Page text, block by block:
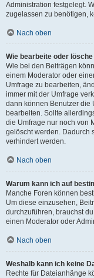
Administration festgelegt.
zugelassen zu benötigen,
Nach oben
Wie bearbeite oder
Wie bei den Beiträgen
einem Moderator oder
Umfrage zu bearbeiten,
immer mit der Umfrage
dann können Benutzer die
bearbeiten. Sollte
die Umfrage nur noch von
gelöscht werden. Dadurch
verhindert werden.
Nach oben
Warum kann ich auf
Manche Foren können
Um diese einzusehen,
durchzuführen, brauchst
einen Moderator oder
Nach oben
Weshalb kann ich keine
Rechte für Dateianhänge